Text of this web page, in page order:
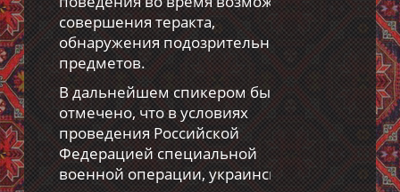
совершения теракта,
обнаружения подозрительных
предметов.
В дальнейшем спикером было
отмечено, что в условиях
проведения Российской
Федерацией специальной
военной операции, украинские